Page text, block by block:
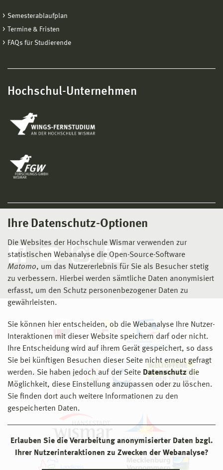
Ihre Datenschutz-Optionen
Die Websites der Hochschule Wismar verwenden zur
statistischen Webanalyse die Open-Source-Software
Matomo, um das Nutzererlebnis für Sie als Besucher stetig
zu verbessern. Hierbei werden sämtliche Daten anonymisiert
erfasst, um den Schutz personenbezogener Daten zu
gewährleisten.
Sie können hier entscheiden, ob die Webanalyse Ihre Nutzer-
Interaktionen mit dieser Website speichern darf oder nicht.
Ihre Entscheidung wird auf ihrem Gerät gespeichert, so dass
Sie bei künftigen Besuchen dieser Seite nicht erneut gefragt
werden. Sie haben jedoch auf der Seite Datenschutz die
Möglichkeit, diese Einstellung anzupassen oder zu löschen.
Sie finden dort auch weitere Informationen zu den
gespeicherten Daten.
Erlauben Sie die Verarbeitung anonymisierter Daten bzgl.
Ihrer Nutzerinteraktionen zu Zwecken der Webanalyse?
Semesterablaufplan
Termine & Fristen
FAQs für Studierende
Hochschul-Unternehmen
Social Media